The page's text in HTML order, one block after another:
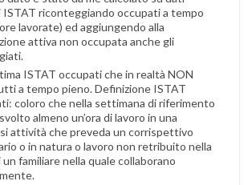
ISTAT riconteggiando occupati a tempo
lavorate) ed aggiungendo alla
attiva non occupata anche gli
ISTAT occupati che in realtà NON
a tempo pieno. Definizione ISTAT
coloro che nella settimana di riferimento
almeno un’ora di lavoro in una
attività che preveda un corrispettivo
o in natura o lavoro non retribuito nella
familiare nella quale collaborano